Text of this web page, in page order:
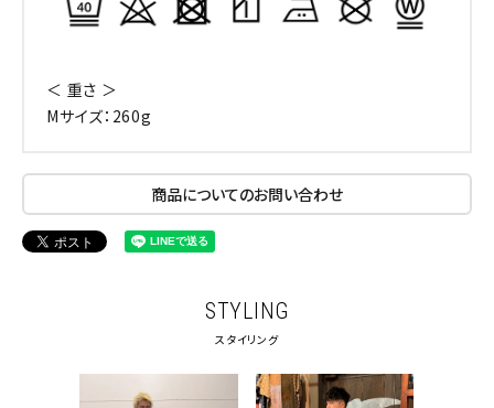
＜ 重さ ＞
Mサイズ：260g
商品についてのお問い合わせ
STYLING
スタイリング